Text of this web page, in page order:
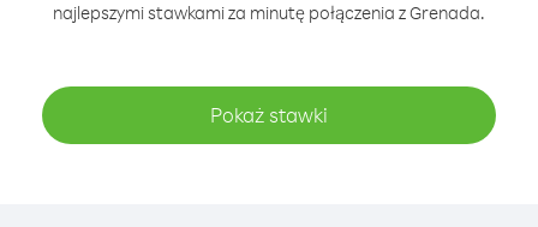
najlepszymi stawkami za minutę połączenia z Grenada.
Pokaż stawki